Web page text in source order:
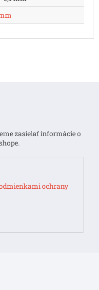
zasielať informácie o
ochrany